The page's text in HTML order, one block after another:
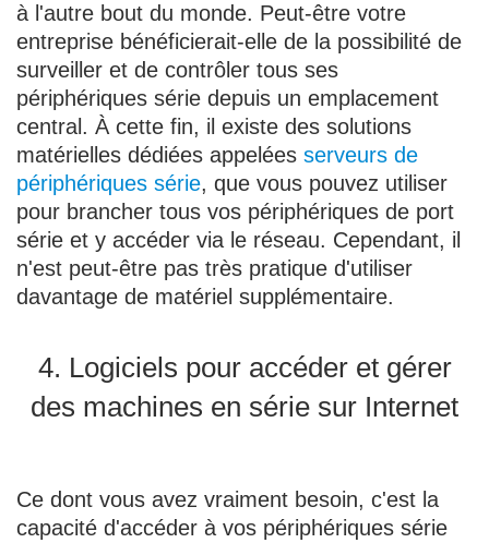
à l'autre bout du monde. Peut-être votre
entreprise bénéficierait-elle de la possibilité de
surveiller et de contrôler tous ses
périphériques série depuis un emplacement
central. À cette fin, il existe des solutions
matérielles dédiées appelées serveurs de
périphériques série, que vous pouvez utiliser
pour brancher tous vos périphériques de port
série et y accéder via le réseau. Cependant, il
n'est peut-être pas très pratique d'utiliser
davantage de matériel supplémentaire.
4. Logiciels pour accéder et gérer
des machines en série sur Internet
Ce dont vous avez vraiment besoin, c'est la
capacité d'accéder à vos périphériques série